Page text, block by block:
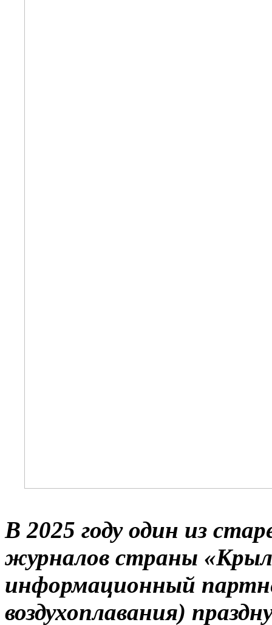
В 2025 году один из
журналов страны
информационный
воздухоплавания)